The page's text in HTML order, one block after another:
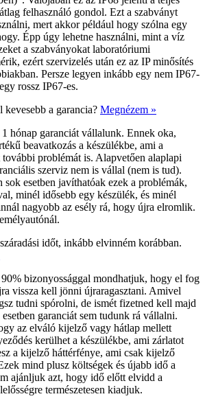
felhasználó gondol. Ezt a szabványt
mert akkor például hogy szólna egy
Épp úgy lehetne használni, mint a víz
a szabványokat laboratóriumi
ezért szervizelés után ez az IP minősítés
Persze legyen inkább egy nem IP67-
rossz IP67-es.
a garancia? Megnézem »
hónap garanciát vállalunk. Ennek oka,
beavatkozás a készülékbe, ami a
problémát is. Alapvetően alaplapi
szerviz nem is vállal (nem is tud).
sok esetben javíthatóak ezek a problémák,
minél idősebb egy készülék, és minél
nagyobb az esély rá, hogy újra elromlik.
időt, inkább elvinném korábban.
bizonyossággal mondhatjuk, hogy el fog
vissza kell jönni újraragasztani. Amivel
tudni spórolni, de ismét fizetned kell majd
garanciát sem tudunk rá vállalni.
az elváló kijelző vagy hátlap mellett
kerülhet a készülékbe, ami zárlatot
a kijelző háttérfénye, ami csak kijelző
mind plusz költségek és újabb idő a
ajánljuk azt, hogy idő előtt elvidd a
természetesen kiadjuk.